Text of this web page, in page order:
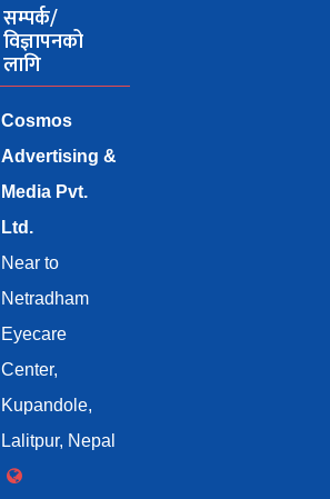
सम्पर्क/
विज्ञापनको
लागि
Cosmos
Advertising &
Media Pvt.
Ltd.
Near to
Netradham
Eyecare
Center,
Kupandole,
Lalitpur, Nepal